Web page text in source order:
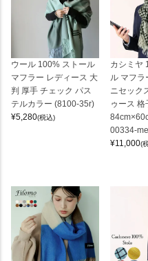
ウール 100% ストール
マフラー レディース 大
判 厚手 チェック パス
テルカラー (8100-35r)
¥5,280(税込)
カシミヤ
ル マフラ
ニセック
ゥース 格
00334-
¥11,000(